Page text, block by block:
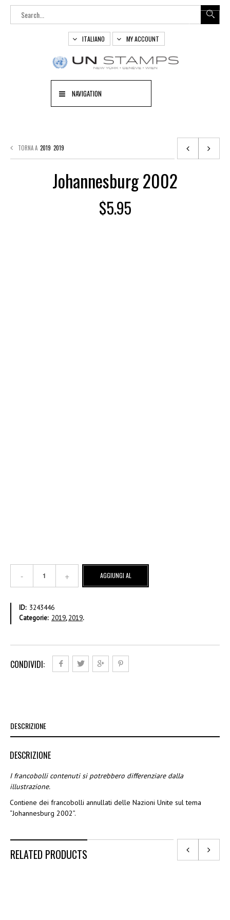
ITALIANO MY ACCOUNT
NAVIGATION
TORNA A 2019 2019
Johannesburg 2002
$5.95
2002
quantità
AGGIUNGI AL
ID: 3243446
Categorie: 2019,2019.
CONDIVIDI:
DESCRIZIONE
DESCRIZIONE
I francobolli contenuti si potrebbero differenziare dalla
illustrazione.
Contiene dei francobolli annullati delle Nazioni Unite sul tema
“Johannesburg 2002”.
RELATED PRODUCTS